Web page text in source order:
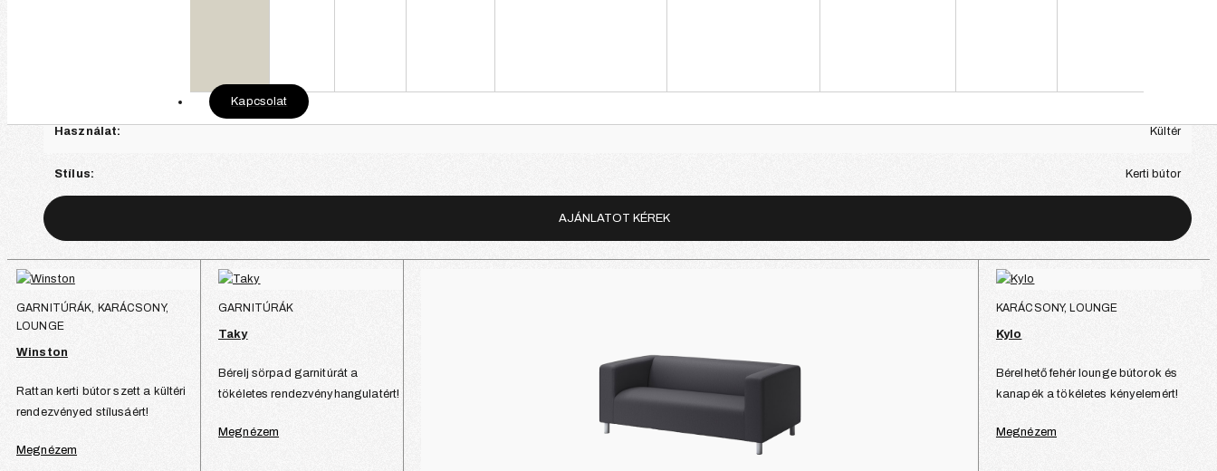
Kapcsolat
Fém szerkezet
Használat: Kültér
Stílus: Kerti bútor
AJÁNLATOT KÉREK
GARNITÚRÁK, KARÁCSONY,
LOUNGE
Winston
Rattan kerti bútor szett a kültéri
rendezvényed stílusáért!
Megnézem
GARNITÚRÁK
Taky
Bérelj sörpad garnitúrát a
tökéletes rendezvényhangulatért!
Megnézem
KARÁCSONY, LOUNGE
Kylo
Bérelhető fehér lounge bútorok és
kanapék a tökéletes kényelemért!
Megnézem